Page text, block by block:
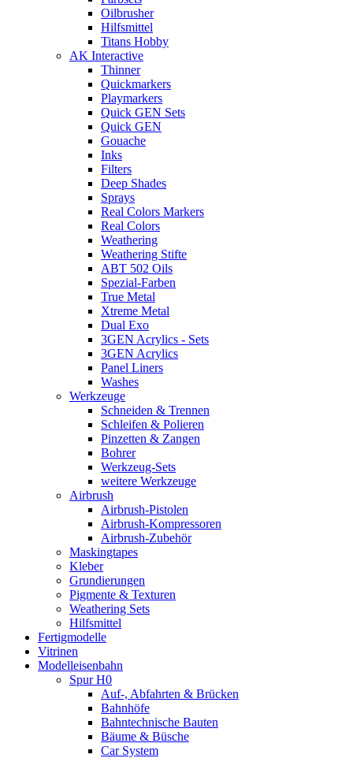
Oilbrusher
Hilfsmittel
Titans Hobby
AK Interactive
Thinner
Quickmarkers
Playmarkers
Quick GEN Sets
Quick GEN
Gouache
Inks
Filters
Deep Shades
Sprays
Real Colors Markers
Real Colors
Weathering
Weathering Stifte
ABT 502 Oils
Spezial-Farben
True Metal
Xtreme Metal
Dual Exo
3GEN Acrylics - Sets
3GEN Acrylics
Panel Liners
Washes
Werkzeuge
Schneiden & Trennen
Schleifen & Polieren
Pinzetten & Zangen
Bohrer
Werkzeug-Sets
weitere Werkzeuge
Airbrush
Airbrush-Pistolen
Airbrush-Kompressoren
Airbrush-Zubehör
Maskingtapes
Kleber
Grundierungen
Pigmente & Texturen
Weathering Sets
Hilfsmittel
Fertigmodelle
Vitrinen
Modelleisenbahn
Spur H0
Auf-, Abfahrten & Brücken
Bahnhöfe
Bahntechnische Bauten
Bäume & Büsche
Car System